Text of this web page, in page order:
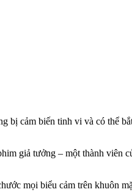
bị cảm biến tinh vi và có thể
giả tưởng – một thành viên
mọi biểu cảm trên khuôn